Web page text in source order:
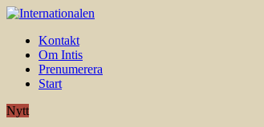
Kontakt
Om Intis
Prenumerera
Start
Nytt